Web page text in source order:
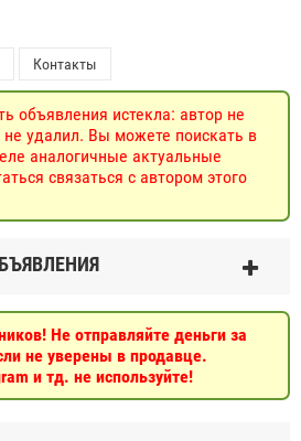
Контакты
объявления истекла: автор не
удалил. Вы можете поискать в
аналогичные актуальные
связаться с автором этого
Не отправляйте деньги за
не уверены в продавце.
и тд. не используйте!